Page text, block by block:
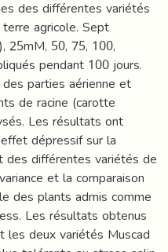
des différentes variétés
agricole. Sept
25mM, 50, 75, 100,
pendant 100 jours.
parties aérienne et
de racine (carotte
Les résultats ont
dépressif sur la
différentes variétés de
et la comparaison
des plants admis comme
Les résultats obtenus
deux variétés Muscad